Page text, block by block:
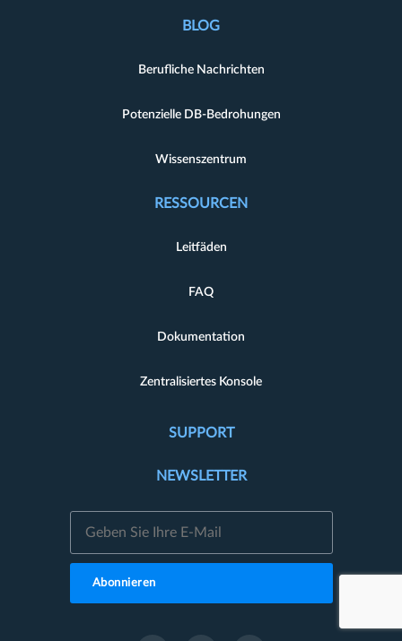
BLOG
Berufliche Nachrichten
Potenzielle DB-Bedrohungen
Wissenszentrum
RESSOURCEN
Leitfäden
FAQ
Dokumentation
Zentralisiertes Konsole
SUPPORT
NEWSLETTER
Abonnieren